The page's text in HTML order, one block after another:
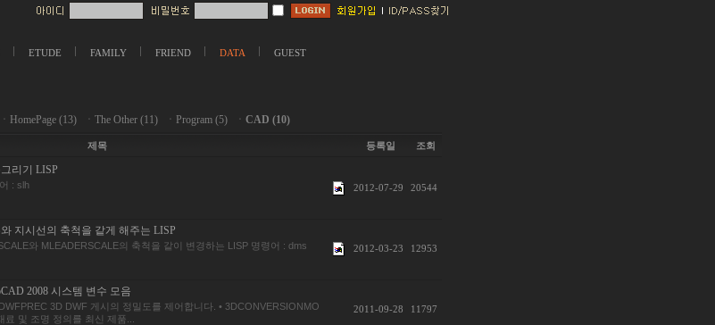
ETUDE FAMILY FRIEND DATA GUEST
ㆍ HomePage (13) ㆍ The Other (11) ㆍ Program (5) ㆍ CAD (10)
제목 등록일 조회
리기 LISP
: slh 2012-07-29 20544
지시선의 축척을 같게 해주는 LISP
와 MLEADERSCALE의 축척을 같이 변경하는 LISP 명령어 : dms 2012-03-23 12953
2008 시스템 변수 모음
3D DWF 게시의 정밀도를 제어합니다. • 3DCONVERSIONMO
료 및 조명 정의를 최신 제품...
2011-09-28 11797